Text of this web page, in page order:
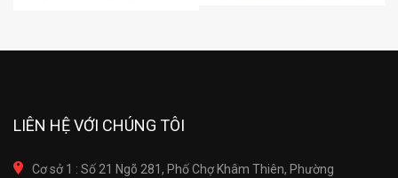
LIÊN HỆ VỚI CHÚNG TÔI
Cơ sở 1 : Số 21 Ngõ 281, Phố Chợ Khâm Thiên, Phường